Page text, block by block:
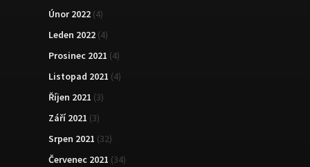
Únor 2022 (4)
Leden 2022 (4)
Prosinec 2021 (4)
Listopad 2021 (4)
Říjen 2021 (3)
Září 2021 (3)
Srpen 2021 (32)
Červenec 2021 (34)